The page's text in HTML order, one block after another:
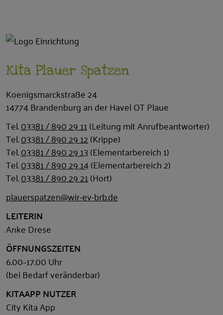
Kita Plauer Spatzen
Koenigsmarckstraße 24
14774 Brandenburg an der Havel OT Plaue
Tel.03381 / 890 29 11(Leitung mit Anrufbeantworter)
Tel.03381 / 890 29 12(Krippe)
Tel.03381 / 890 29 13(Elementarbereich 1)
Tel.03381 / 890 29 14(Elementarbereich 2)
Tel.03381 / 890 29 21(Hort)
plauerspatzen@wir-ev-brb.de
LEITERIN
Anke Drese
ÖFFNUNGSZEITEN
6.00–17.00 Uhr
(bei Bedarf veränderbar)
KITAAPP NUTZER
City Kita App